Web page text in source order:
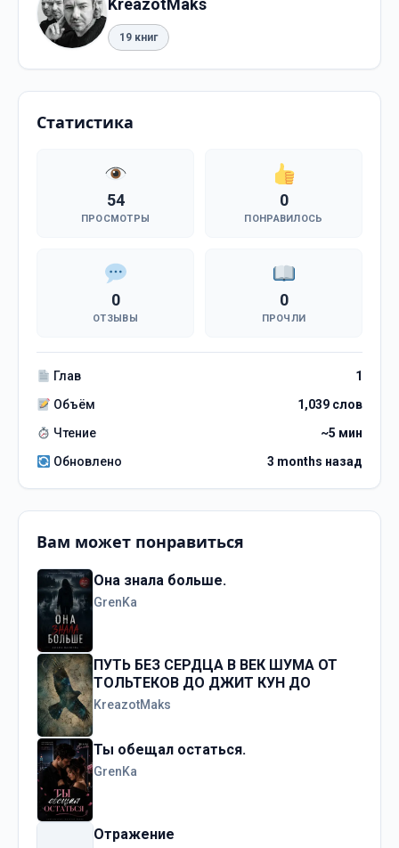
KreazotMaks
19 книг
Статистика
54
ПРОСМОТРЫ
0
ПОНРАВИЛОСЬ
0
ОТЗЫВЫ
0
ПРОЧЛИ
Глав
1
Объём
1,039 слов
Чтение
~5 мин
Обновлено
3 months назад
Вам может понравиться
Она знала больше.
GrenKa
ПУТЬ БЕЗ СЕРДЦА В ВЕК ШУМА ОТ
ТОЛЬТЕКОВ ДО ДЖИТ КУН ДО
KreazotMaks
Ты обещал остаться.
GrenKa
Отражение